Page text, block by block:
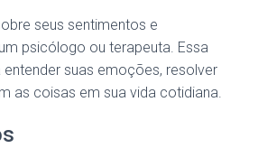
seus sentimentos e
psicólogo ou terapeuta. Essa
suas emoções, resolver
as coisas em sua vida cotidiana.